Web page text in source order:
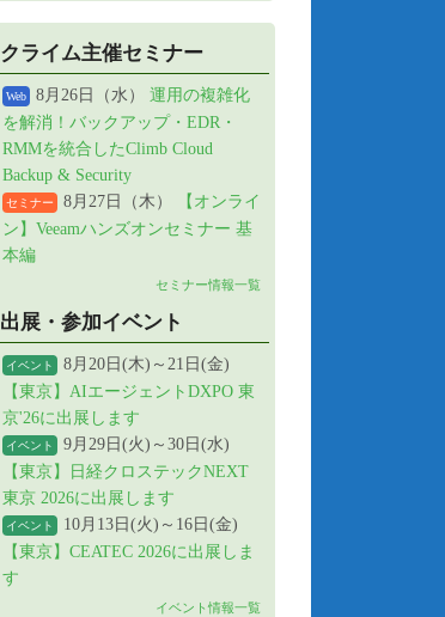
クライム主催セミナー
Web 8月26日（水） 運用の複雑化
を解消！バックアップ・EDR・
RMMを統合したClimb Cloud
Backup & Security
セミナー 8月27日（木）
【オンライ
ン】Veeamハンズオンセミナー 基
本編
セミナー情報一覧
出展・参加イベント
イベント
8月20日(木)～21日(金)
【東京】AIエージェントDXPO 東
京'26に出展します
イベント
9月29日(火)～30日(水)
【東京】日経クロステックNEXT
東京 2026に出展します
イベント
10月13日(火)～16日(金)
【東京】CEATEC 2026に出展しま
す
イベント情報一覧